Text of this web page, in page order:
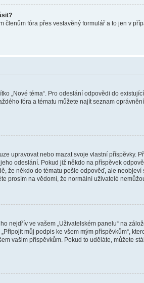
členům fóra přes vestavěný formulář a to jen v
„Nové téma“. Pro odeslání odpovědi do
fóra a tématu můžete najít seznam
upravovat nebo mazat svoje vlastní příspěvky.
odeslání. Pokud již někdo na příspěvek
že někdo do tématu pošle odpověď, ale
prosím na vědomí, že normální uživatelé
nejdřív ve vašem „Uživatelském panelu“ na
můj podpis ke všem mým příspěvkům“,
vašim příspěvkům. Pokud to uděláte, můžete